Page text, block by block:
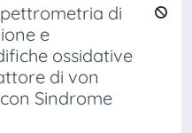
di
e
ossidative
di von
Sindrome